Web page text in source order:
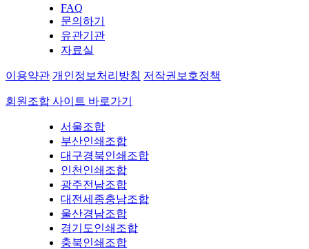
FAQ
문의하기
유관기관
자료실
이용약관 개인정보처리방침 저작권보호정책
회원조합 사이트 바로가기
서울조합
부산인쇄조합
대구경북인쇄조합
인천인쇄조합
광주전남조합
대전세종충남조합
울산경남조합
경기도인쇄조합
충북인쇄조합